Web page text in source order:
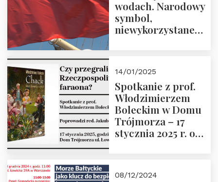
wodach. Narodowy
symbol,
niewykorzystane
14/01/2025
Spotkanie z prof.
Włodzimierzem
Boleckim w Domu
Trójmorza – 17
stycznia 2025 r. o
08/12/2024